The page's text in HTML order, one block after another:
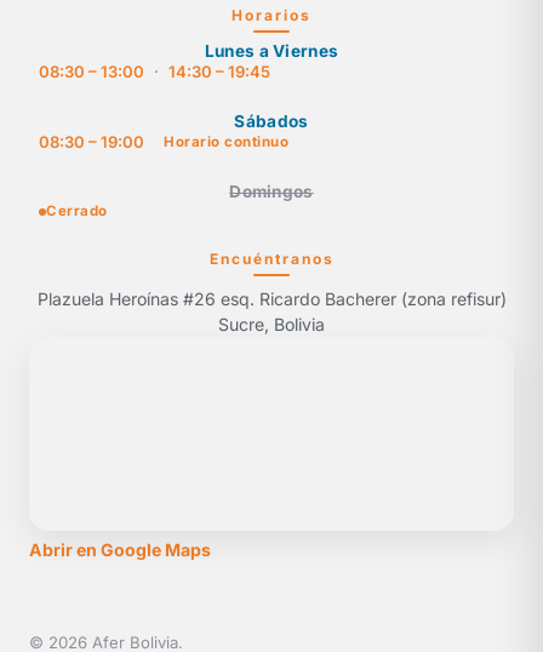
Horarios
Lunes a Viernes
08:30 – 13:00
· 14:30 – 19:45
Sábados
08:30 – 19:00
Horario continuo
Domingos
Cerrado
Encuéntranos
Plazuela Heroínas #26 esq. Ricardo Bacherer (zona refisur)
Sucre, Bolivia
Abrir en Google Maps
© 2026 Afer Bolivia.